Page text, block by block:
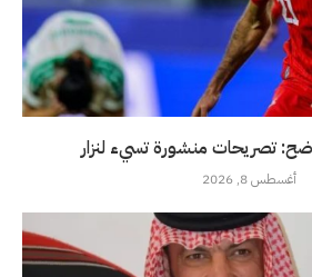
تصريحات منشورة تسيء لنزار
أغسطس 8, 2026